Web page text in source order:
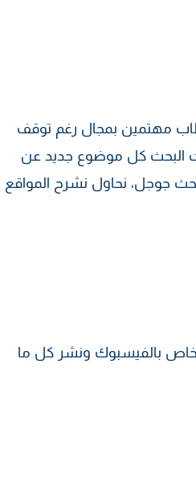
مهتمين بمجال رغم توقف
البحث كل موضوع جديد عن
جوجل، نحاول نشرح المواقع
بالفيسبوك ونشر كل ما